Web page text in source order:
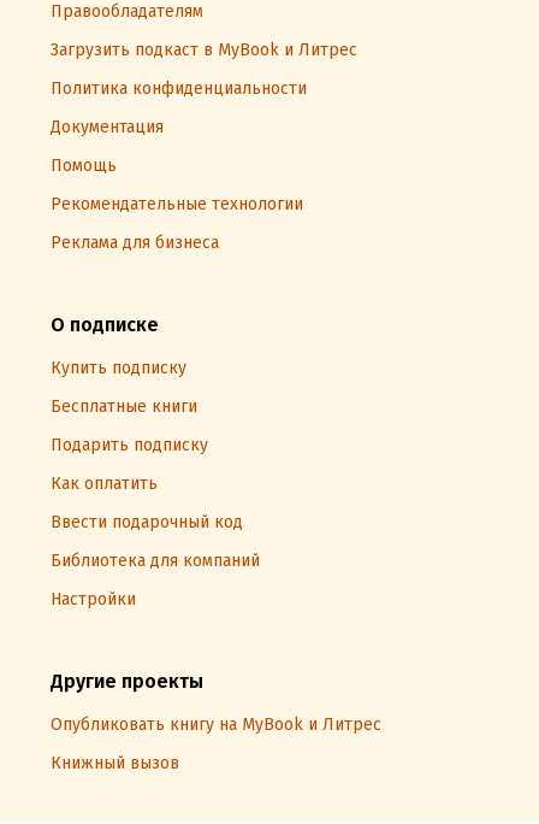
Правообладателям
Загрузить подкаст в MyBook и Литрес
Политика конфиденциальности
Документация
Помощь
Рекомендательные технологии
Реклама для бизнеса
О подписке
Купить подписку
Бесплатные книги
Подарить подписку
Как оплатить
Ввести подарочный код
Библиотека для компаний
Настройки
Другие проекты
Опубликовать книгу на MyBook и Литрес
Книжный вызов